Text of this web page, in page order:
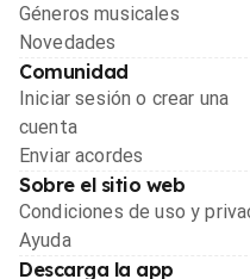
Géneros musicales
Novedades
Comunidad
Iniciar sesión o crear una
cuenta
Enviar acordes
Sobre el sitio web
Condiciones de uso y
Ayuda
Descarga la app